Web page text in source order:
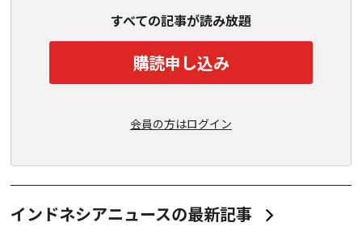
すべての記事が読み放題
購読申し込み
会員の方はログイン
インドネシアニュースの最新記事